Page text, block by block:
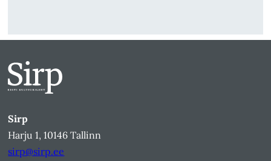
Sirp
Harju 1, 10146 Tallinn
sirp@sirp.ee